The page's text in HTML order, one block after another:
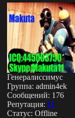
Генералиссимус
Группа: admin4ek
Сообщений: 176
Репутация: 11
Статус: Offline